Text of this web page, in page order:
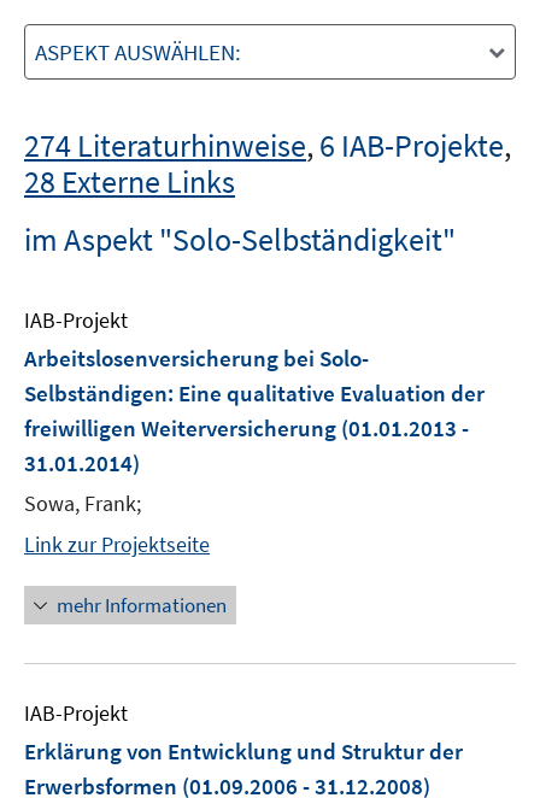
ASPEKT AUSWÄHLEN:
274 Literaturhinweise,6 IAB-Projekte,
28 Externe Links
im Aspekt "Solo-Selbständigkeit"
IAB-Projekt
Arbeitslosenversicherung bei Solo-
Selbständigen: Eine qualitative Evaluation der
freiwilligen Weiterversicherung (01.01.2013 -
31.01.2014)
Sowa, Frank;
Link zur Projektseite
mehr Informationen
IAB-Projekt
Erklärung von Entwicklung und Struktur der
Erwerbsformen (01.09.2006 - 31.12.2008)